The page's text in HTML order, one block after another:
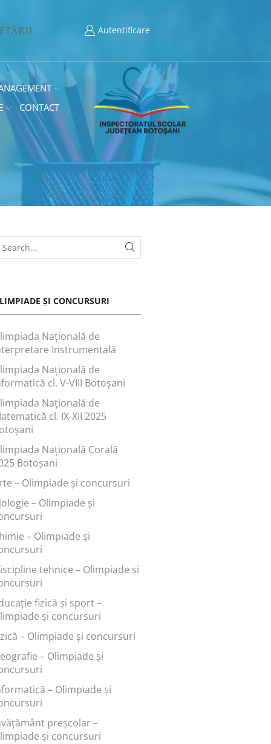
Autentificare
CONTACT
ȘI CONCURSURI
Națională de
Instrumentală
Națională de
cl. V-VIII Botoșani
Națională de
cl. IX-XII 2025
Națională Corală
Botoșani
– Olimpiade și concursuri
– Olimpiade și
– Olimpiade și
tehnice – Olimpiade și
fizică şi sport –
și concursuri
– Olimpiade și concursuri
– Olimpiade și
– Olimpiade și
preşcolar –
și concursuri